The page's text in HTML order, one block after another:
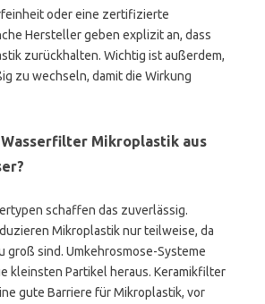
oder eine zertifizierte
Hersteller geben explizit an, dass
zurückhalten. Wichtig ist außerdem,
zu wechseln, damit die Wirkung
Mikroplastik aus
schaffen das zuverlässig.
Mikroplastik nur teilweise, da
groß sind. Umkehrosmose-Systeme
kleinsten Partikel heraus. Keramikfilter
gute Barriere für Mikroplastik, vor